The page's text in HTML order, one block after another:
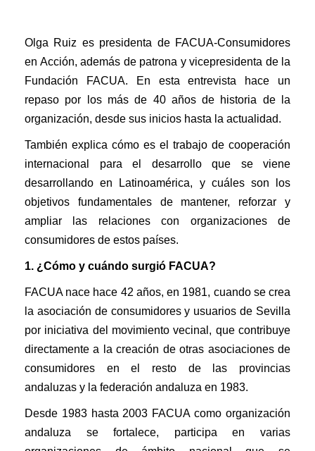
Publicado en30/06/2023porConsumo y Ciudadanía
Olga Ruiz es presidenta de FACUA-Consumidores
en Acción, además de patrona y vicepresidenta de la
Fundación FACUA. En esta entrevista hace un
repaso por los más de 40 años de historia de la
organización, desde sus inicios hasta la actualidad.
También explica cómo es el trabajo de cooperación
internacional para el desarrollo que se viene
desarrollando en Latinoamérica, y cuáles son los
objetivos fundamentales de mantener, reforzar y
ampliar las relaciones con organizaciones de
consumidores de estos países.
1. ¿Cómo y cuándo surgió FACUA?
FACUA nace hace 42 años, en 1981, cuando se crea
la asociación de consumidores y usuarios de Sevilla
por iniciativa del movimiento vecinal, que contribuye
directamente a la creación de otras asociaciones de
consumidores en el resto de las provincias
andaluzas y la federación andaluza en 1983.
Desde 1983 hasta 2003 FACUA como organización
andaluza se fortalece, participa en varias